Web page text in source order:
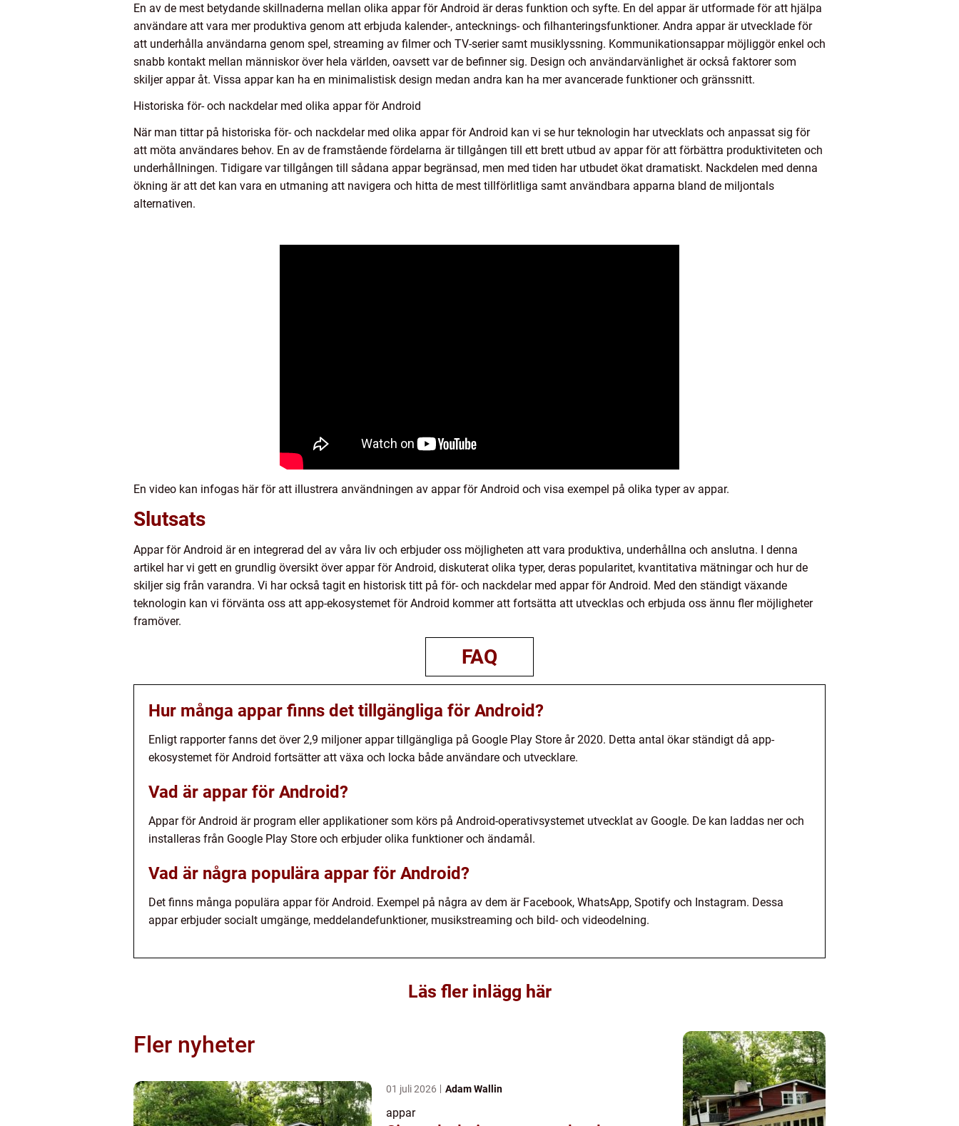
En av de mest betydande skillnaderna mellan olika appar för Android är deras funktion och syfte. En del appar är utformade för att hjälpa
användare att vara mer produktiva genom att erbjuda kalender-, antecknings- och filhanteringsfunktioner. Andra appar är utvecklade för
att underhålla användarna genom spel, streaming av filmer och TV-serier samt musiklyssning. Kommunikationsappar möjliggör enkel och
snabb kontakt mellan människor över hela världen, oavsett var de befinner sig. Design och användarvänlighet är också faktorer som
skiljer appar åt. Vissa appar kan ha en minimalistisk design medan andra kan ha mer avancerade funktioner och gränssnitt.
Historiska för- och nackdelar med olika appar för Android
När man tittar på historiska för- och nackdelar med olika appar för Android kan vi se hur teknologin har utvecklats och anpassat sig för
att möta användares behov. En av de framstående fördelarna är tillgången till ett brett utbud av appar för att förbättra produktiviteten och
underhållningen. Tidigare var tillgången till sådana appar begränsad, men med tiden har utbudet ökat dramatiskt. Nackdelen med denna
ökning är att det kan vara en utmaning att navigera och hitta de mest tillförlitliga samt användbara apparna bland de miljontals
alternativen.
En video kan infogas här för att illustrera användningen av appar för Android och visa exempel på olika typer av appar.
Slutsats
Appar för Android är en integrerad del av våra liv och erbjuder oss möjligheten att vara produktiva, underhållna och anslutna. I denna
artikel har vi gett en grundlig översikt över appar för Android, diskuterat olika typer, deras popularitet, kvantitativa mätningar och hur de
skiljer sig från varandra. Vi har också tagit en historisk titt på för- och nackdelar med appar för Android. Med den ständigt växande
teknologin kan vi förvänta oss att app-ekosystemet för Android kommer att fortsätta att utvecklas och erbjuda oss ännu fler möjligheter
framöver.
FAQ
Hur många appar finns det tillgängliga för Android?
Enligt rapporter fanns det över 2,9 miljoner appar tillgängliga på Google Play Store år 2020. Detta antal ökar ständigt då app-
ekosystemet för Android fortsätter att växa och locka både användare och utvecklare.
Vad är appar för Android?
Appar för Android är program eller applikationer som körs på Android-operativsystemet utvecklat av Google. De kan laddas ner och
installeras från Google Play Store och erbjuder olika funktioner och ändamål.
Vad är några populära appar för Android?
Det finns många populära appar för Android. Exempel på några av dem är Facebook, WhatsApp, Spotify och Instagram. Dessa
appar erbjuder socialt umgänge, meddelandefunktioner, musikstreaming och bild- och videodelning.
Läs fler inlägg här
Fler nyheter
01 juli 2026 Adam Wallin
appar